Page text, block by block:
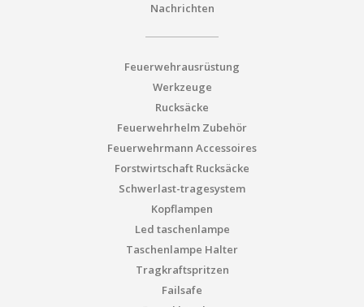
Nachrichten
Feuerwehrausrüstung
Werkzeuge
Rucksäcke
Feuerwehrhelm Zubehör
Feuerwehrmann Accessoires
Forstwirtschaft Rucksäcke
Schwerlast-tragesystem
Kopflampen
Led taschenlampe
Taschenlampe Halter
Tragkraftspritzen
Failsafe